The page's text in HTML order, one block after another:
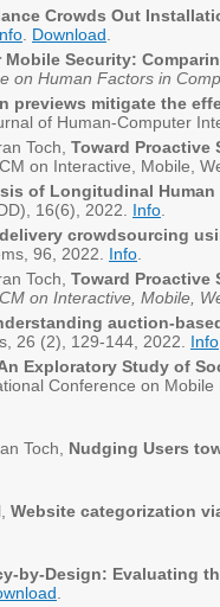
Crowds Out
Download
Security:
on Human Factors in
previews mitigate the
of Human-Computer
Toch, Toward Proactive
on Interactive, Mobile,
of Longitudinal
16(6), 2022. Info
crowdsourcing
96, 2022. Info
Toch, Toward Proactive
on Interactive, Mobile,
auction-
26 (2), 129-144, 2022. Info
Exploratory Study of
Conference on
Toch, Nudging Users
Website categorization
by-Design: Evaluating